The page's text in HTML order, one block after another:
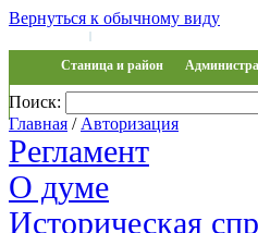
Вернуться к обычному виду
|
Станица и район
Обращения
Поиск:
Главная / Авторизация
Регламент
О думе
Историческая